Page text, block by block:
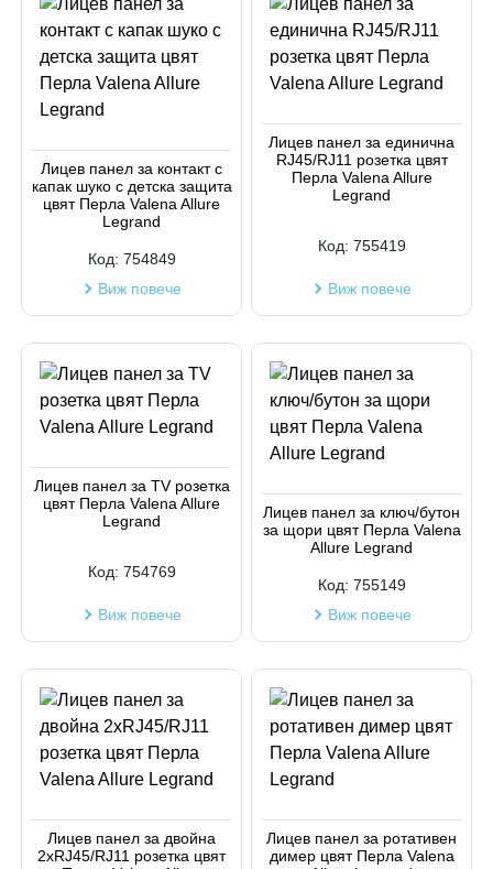
Лицев панел за контакт с
капак шуко с детска защита
цвят Перла Valena Allure
Legrand
Код: 754849
Виж повече
Лицев панел за единична
RJ45/RJ11 розетка цвят
Перла Valena Allure
Legrand
Код: 755419
Виж повече
Лицев панел за TV розетка
цвят Перла Valena Allure
Legrand
Код: 754769
Виж повече
Лицев панел за ключ/бутон
за щори цвят Перла Valena
Allure Legrand
Код: 755149
Виж повече
Лицев панел за двойна
2xRJ45/RJ11 розетка цвят
Лицев панел за ротативен
димер цвят Перла Valena